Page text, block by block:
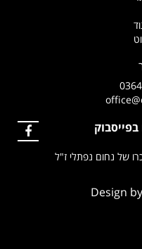
נפתלי ז"ל